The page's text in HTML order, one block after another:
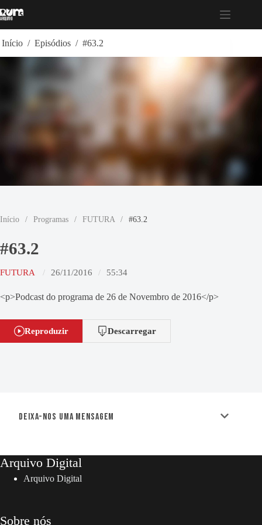
para
Início / Episódios / #63.2
Início / Programas / FUTURA / #63.2
#63.2
FUTURA 26/11/2016 55:34
<p>Podcast do programa de 26 de Novembro de 2016</p>
Reproduzir Descarregar
Deixa-nos uma mensagem
Arquivo Digital
Arquivo Digital
Sobre nós